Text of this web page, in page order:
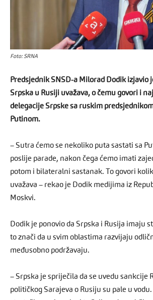
Foto: SRNA
Predsjednik SNSD-a Milorad Dodik izjavio
Srpska u Rusiji uvažava, o čemu govori i
delegacije Srpske sa ruskim
Putinom.
– Sutra ćemo se nekoliko puta sastati sa
poslije parade, nakon čega ćemo imati
potom i bilateralni sastanak. To govori
uvažava – rekao je Dodik medijima iz
Moskvi.
Dodik je ponovio da Srpska i Rusija imaju
to znači da u svim oblastima razvijaju
međusobno podržavaju.
– Srpska je spriječila da se uvedu sankcije
političkog Sarajeva o Rusiju su pale u